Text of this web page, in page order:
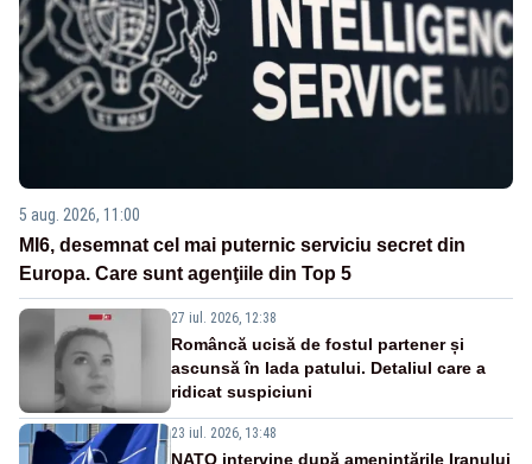
5 aug. 2026, 11:00
MI6, desemnat cel mai puternic serviciu secret din
Europa. Care sunt agenţiile din Top 5
27 iul. 2026, 12:38
Româncă ucisă de fostul partener și
ascunsă în lada patului. Detaliul care a
ridicat suspiciuni
23 iul. 2026, 13:48
NATO intervine după amenințările Iranului